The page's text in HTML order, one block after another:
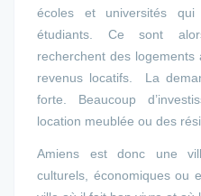
écoles et universités
étudiants. Ce sont
recherchent des
revenus locatifs. La
forte. Beaucoup
location meublée ou des
Amiens est donc une
culturels, économiques ou